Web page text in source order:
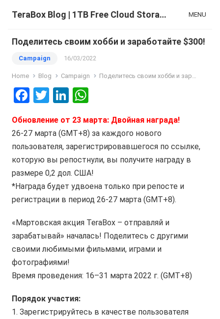
TeraBox Blog | 1TB Free Cloud Storage & All-in-One AI Space MENU
Поделитесь своим хобби и заработайте $300!
Campaign 16/03/2022
Home Blog Campaign Поделитесь своим хобби и заработайте $300!
F
ce
b
o
o
k
T
tt
er
Li
ke
dI
n
at
s
A
p
p
Обновление от 23 марта: Двойная награда!
26-27 марта (GMT+8) за каждого нового
пользователя, зарегистрировавшегося по ссылке,
которую вы репостнули, вы получите награду в
размере 0,2 дол. США!
*Награда будет удвоена только при репосте и
регистрации в период 26-27 марта (GMT+8).
«Мартовская акция TeraBox – отправляй и
зарабатывай» началась! Поделитесь с другими
своими любимыми фильмами, играми и
фотографиями!
Время проведения: 16–31 марта 2022 г. (GMT+8)
Порядок участия:
1. Зарегистрируйтесь в качестве пользователя